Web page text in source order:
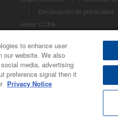
Automotive Refinish
to enhance user
our website. We also
media, advertising
preference signal then it
Privacy Notice